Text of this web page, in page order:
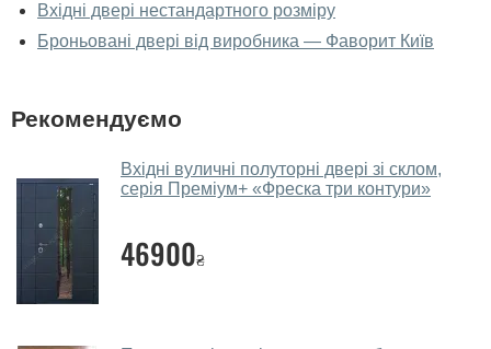
У вас великий магазин?
Чи допомагаєте ви вибрати двері
вхідні?
Так. Ми консультуємо покупцівпо телефону, через
месенджери, онлайн-чат або безпосередньо в нашому
салоні-магазині.
Вхідні двері нестандартного розміру
Броньовані двері від виробника — Фаворит Київ
Рекомендуємо
Вхідні вуличні полуторні двері зі склом,
серія Преміум+ «Фреска три контури»
46900₴